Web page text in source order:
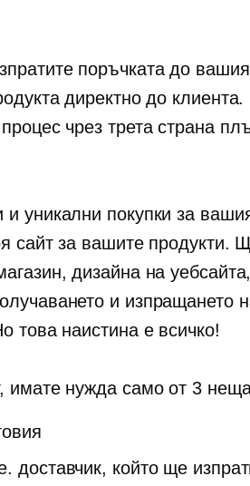
поръчката до вашия
директно до
чрез трета страна
уникални покупки за
сайт за вашите продукти.
дизайна на
и изпращането
това наистина е всичко!
имате нужда само от 3
доставчик, който ще